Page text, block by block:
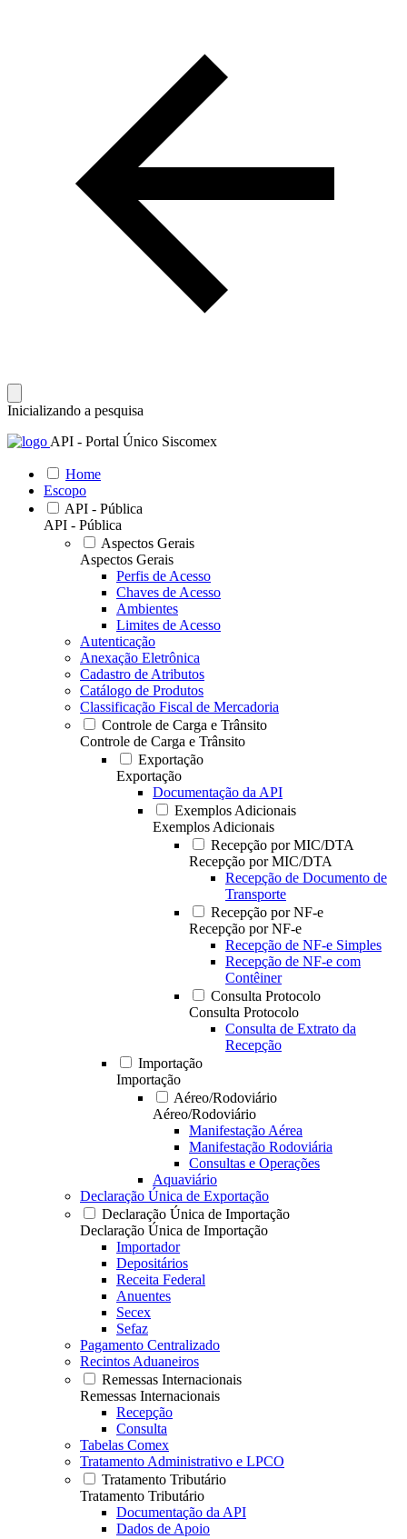
Inicializando a pesquisa
API - Portal Único Siscomex
Home
Escopo
API - Pública
API - Pública
Aspectos Gerais
Aspectos Gerais
Perfis de Acesso
Chaves de Acesso
Ambientes
Limites de Acesso
Autenticação
Anexação Eletrônica
Cadastro de Atributos
Catálogo de Produtos
Classificação Fiscal de Mercadoria
Controle de Carga e Trânsito
Controle de Carga e Trânsito
Exportação
Exportação
Documentação da API
Exemplos Adicionais
Exemplos Adicionais
Recepção por MIC/DTA
Recepção por MIC/DTA
Recepção de Documento de
Transporte
Recepção por NF-e
Recepção por NF-e
Recepção de NF-e Simples
Recepção de NF-e com
Contêiner
Consulta Protocolo
Consulta Protocolo
Consulta de Extrato da
Recepção
Importação
Importação
Aéreo/Rodoviário
Aéreo/Rodoviário
Manifestação Aérea
Manifestação Rodoviária
Consultas e Operações
Aquaviário
Declaração Única de Exportação
Declaração Única de Importação
Declaração Única de Importação
Importador
Depositários
Receita Federal
Anuentes
Secex
Sefaz
Pagamento Centralizado
Recintos Aduaneiros
Remessas Internacionais
Remessas Internacionais
Recepção
Consulta
Tabelas Comex
Tratamento Administrativo e LPCO
Tratamento Tributário
Tratamento Tributário
Documentação da API
Dados de Apoio